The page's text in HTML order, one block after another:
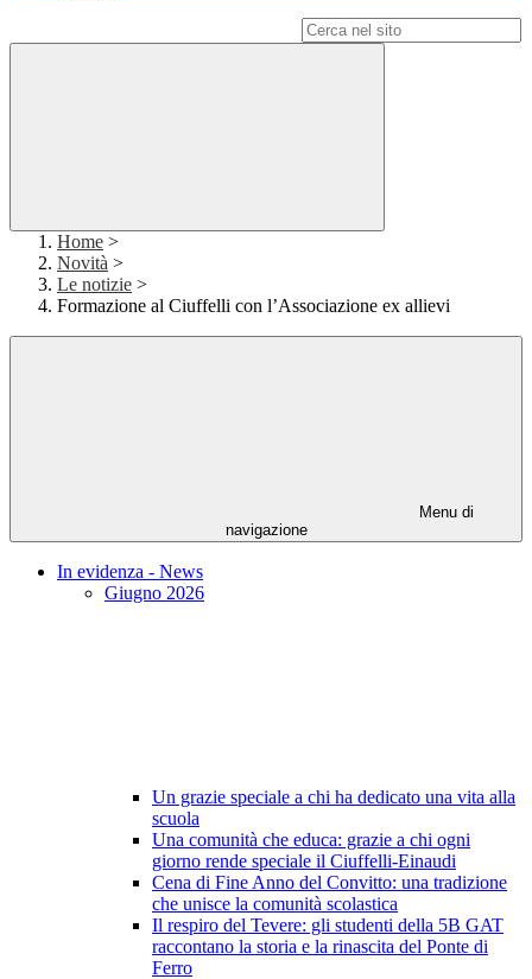
Home >
Novità >
Le notizie >
Formazione al Ciuffelli con l’Associazione ex allievi
Menu di
navigazione
In evidenza - News
Giugno 2026
Un grazie speciale a chi ha dedicato una vita alla
scuola
Una comunità che educa: grazie a chi ogni
giorno rende speciale il Ciuffelli-Einaudi
Cena di Fine Anno del Convitto: una tradizione
che unisce la comunità scolastica
Il respiro del Tevere: gli studenti della 5B GAT
raccontano la storia e la rinascita del Ponte di
Ferro